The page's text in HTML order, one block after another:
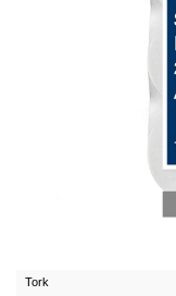
Tork